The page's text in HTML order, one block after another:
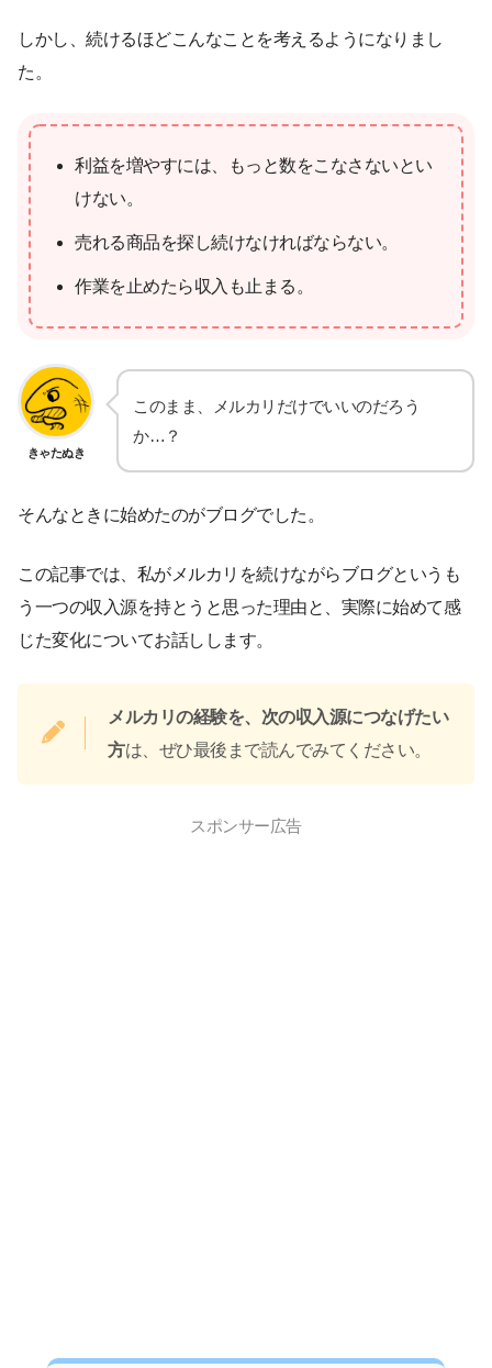
しかし、続けるほどこんなことを考えるようになりまし
た。
利益を増やすには、もっと数をこなさないとい
けない。
売れる商品を探し続けなければならない。
作業を止めたら収入も止まる。
きゃたぬき
このまま、メルカリだけでいいのだろう
か…？
そんなときに始めたのがブログでした。
この記事では、私がメルカリを続けながらブログというも
う一つの収入源を持とうと思った理由と、実際に始めて感
じた変化についてお話しします。
メルカリの経験を、次の収入源につなげたい
方は、ぜひ最後まで読んでみてください。
スポンサー広告